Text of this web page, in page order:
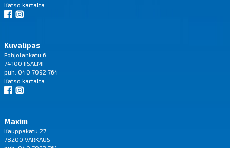
Katso kartalta
Kuvalipas
Pohjolankatu 6
74100 IISALMI
puh. 040 7092 764
Katso kartalta
Maxim
Kauppakatu 27
78200 VARKAUS